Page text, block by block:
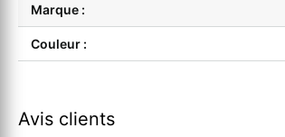
Marque :
Couleur :
Avis clients